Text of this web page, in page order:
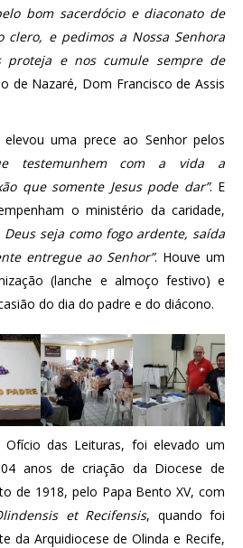
bom sacerdócio e diaconato de
clero, e pedimos a Nossa Senhora
proteja e nos cumule sempre de
de Nazaré, Dom Francisco de Assis
uma prece ao Senhor pelos
testemunhem com a vida a
que somente Jesus pode dar”. E
o ministério da caridade,
Deus seja como fogo ardente, saída
entregue ao Senhor”. Houve um
(lanche e almoço festivo) e
do dia do padre e do diácono.
Ofício das Leituras, foi elevado um
anos de criação da Diocese de
de 1918, pelo Papa Bento XV, com
et Recifensis, quando foi
da Arquidiocese de Olinda e Recife,